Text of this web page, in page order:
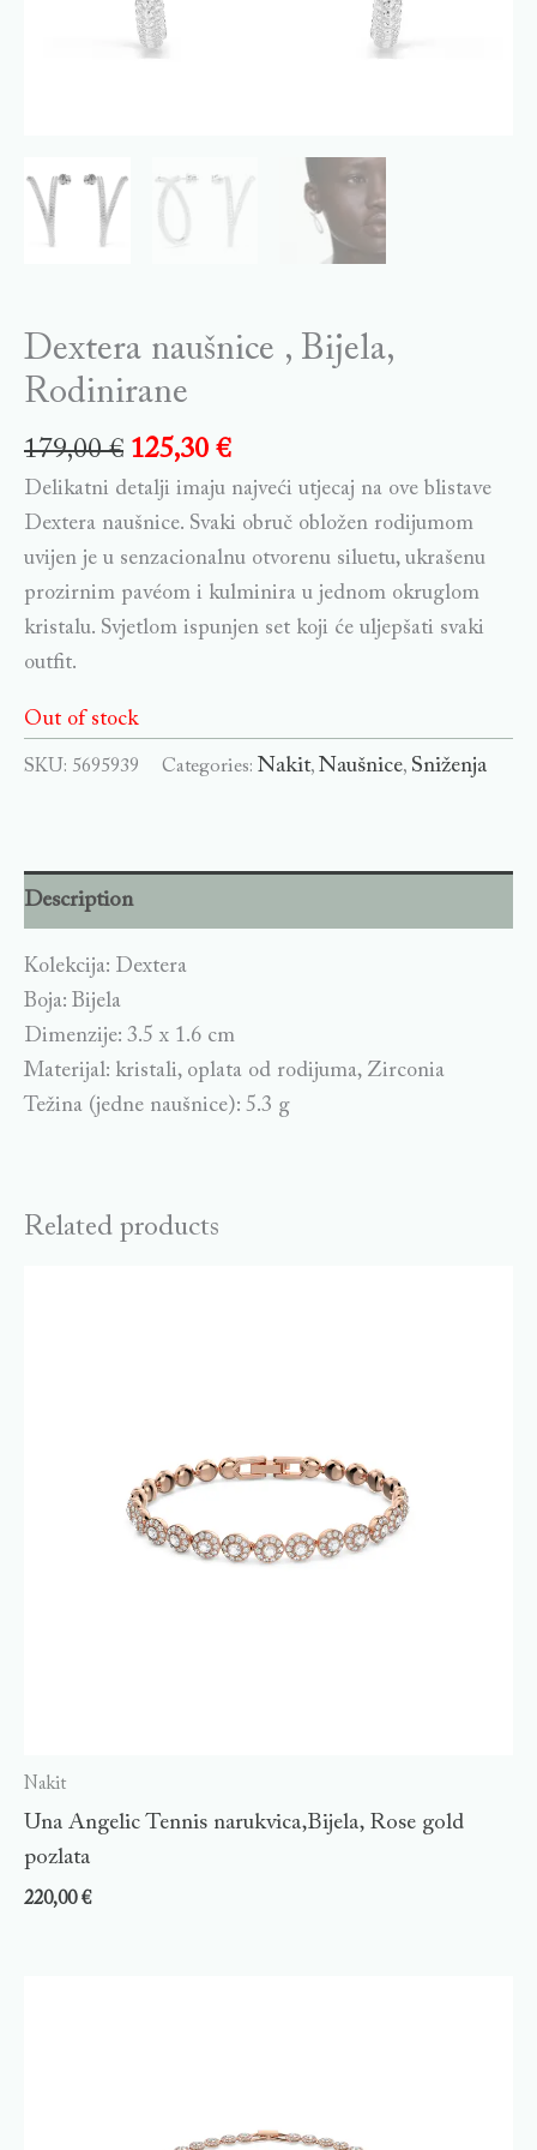
Dextera naušnice , Bijela,
Rodinirane
179,00€ 125,30 €
Delikatni detalji imaju najveći utjecaj na ove blistave
Dextera naušnice. Svaki obruč obložen rodijumom
uvijen je u senzacionalnu otvorenu siluetu, ukrašenu
prozirnim pavéom i kulminira u jednom okruglom
kristalu. Svjetlom ispunjen set koji će uljepšati svaki
outfit.
Out of stock
SKU: 5695939 Categories: Nakit, Naušnice, Sniženja
Description
Kolekcija: Dextera
Boja: Bijela
Dimenzije: 3.5 x 1.6 cm
Materijal: kristali, oplata od rodijuma, Zirconia
Težina (jedne naušnice): 5.3 g
Related products
Nakit
Una Angelic Tennis narukvica,Bijela, Rose gold
pozlata
220,00€